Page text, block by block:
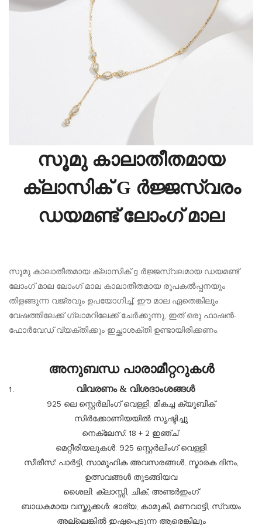
സൂമു കാലാതീതമായ
ക്ലാസിക് G ർജ്ജസ്വരം
ഡയമണ്ട് ലോംഗ് മാല
സൂമു കാലാതീതമായ ക്ലാസിക് g ർജ്ജസ്വലമായ ഡയമണ്ട്
ലോംഗ് മാല ലോംഗ് മാല കാലാതീതമായ രൂപകൽപ്പനയും
തിളങ്ങുന്ന വജ്രവും ഉപയോഗിച്ച്, ഈ മാല ഏതെങ്കിലും
വേഷത്തിലേക്ക് ഗ്ലാമറിലേക്ക് ചേർക്കുന്നു, ഇത് ഒരു ഫാഷൻ-
ഫോർവേഡ് വ്യക്തിക്കും ഇച്ഛാശക്തി ഉണ്ടായിരിക്കണം.
അനുബന്ധ പാരാമീറ്ററുകൾ
വിവരണം & വിശദാംശങ്ങൾ
925 ലെ സ്റ്റെർലിംഗ് വെള്ളി, മികച്ച ക്യൂബിക്
സിർക്കോണിയയിൽ സൃഷ്ടിച്ചു
നെക്ലേസ്: 18 + 2 ഇഞ്ച്
മെറ്റീരിയലുകൾ: 925 സ്റ്റെർലിംഗ് വെള്ളി
സീരീസ്: പാർട്ടി, സാമൂഹിക അവസരങ്ങൾ, സ്മാരക ദിനം,
ഉത്സവങ്ങൾ തുടങ്ങിയവ
ശൈലി: ക്ലാസ്സി, ചിക്, അണ്ടർഇംഗ്
ബാധകമായ വസ്തുക്കൾ: ഭാര്യ, കാമുകി, മണവാട്ടി, സ്വയം
അല്ലെങ്കിൽ ഇഷ്ടപ്പെടുന്ന ആരെങ്കിലും